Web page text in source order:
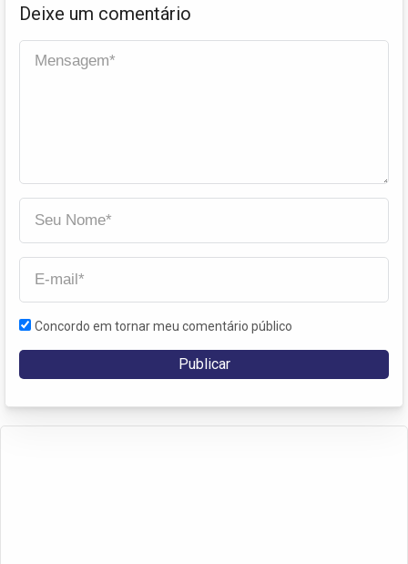
Deixe um comentário
Concordo em tornar meu comentário público